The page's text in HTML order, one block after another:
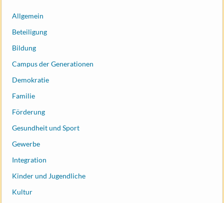
Allgemein
Beteiligung
Bildung
Campus der Generationen
Demokratie
Familie
Förderung
Gesundheit und Sport
Gewerbe
Integration
Kinder und Jugendliche
Kultur